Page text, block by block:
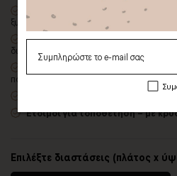
100% πιστοποιημένος
ξυλείας
Οικολογική εκτύπωσημε μελάνια
διαλύτες και οσμές
ξύλινης
πολλές επιλογές
, ένας –
Έτοιμοι για τοποθέτηση – με
Επιλέξτε διαστάσεις (πλάτος x